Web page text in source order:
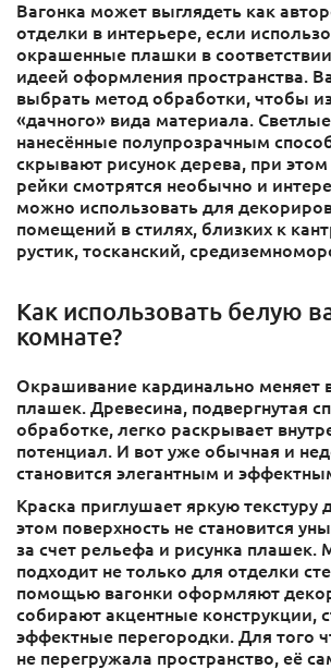
Вагонка может выглядеть как
отделки в интерьере, если
окрашенные плашки в соответствии
идеей оформления пространства.
выбрать метод обработки, чтобы
«дачного» вида материала.
нанесённые полупрозрачным
скрывают рисунок дерева, при
рейки смотрятся необычно и
можно использовать для
помещений в стилях, близких к
рустик, тосканский,
Как использовать белую
комнате?
Окрашивание кардинально меняет
плашек. Древесина, подвергнутая
обработке, легко раскрывает
потенциал. И вот уже обычная и
становится элегантным и
Краска приглушает яркую текстуру
этом поверхность не становится
за счет рельефа и рисунка плашек.
подходит не только для отделки
помощью вагонки оформляют
собирают акцентные конструкции,
эффектные перегородки. Для того
не перегружала пространство, её